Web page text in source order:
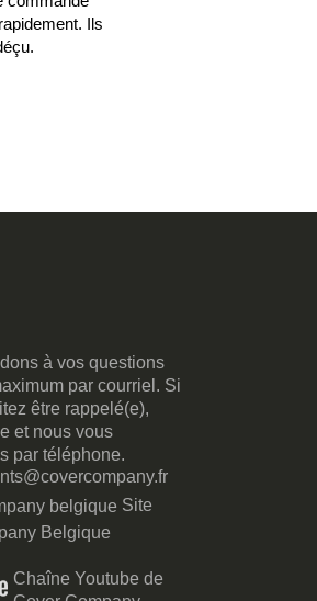
Ils
à vos questions
par courriel. Si
être rappelé(e),
et nous vous
par téléphone.
Site
Belgique
Chaîne Youtube de